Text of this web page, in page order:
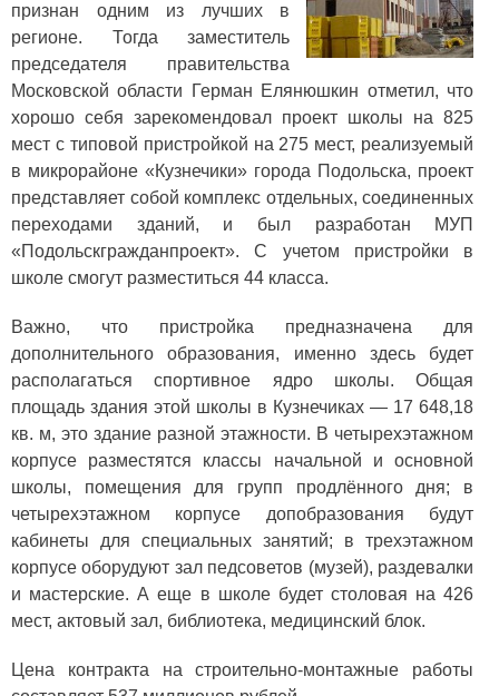
признан одним из лучших в
регионе. Тогда заместитель
председателя правительства
Московской области Герман Елянюшкин отметил, что
хорошо себя зарекомендовал проект школы на 825
мест с типовой пристройкой на 275 мест, реализуемый
в микрорайоне «Кузнечики» города Подольска, проект
представляет собой комплекс отдельных, соединенных
переходами зданий, и был разработан МУП
«Подольскгражданпроект». С учетом пристройки в
школе смогут разместиться 44 класса.
Важно, что пристройка предназначена для
дополнительного образования, именно здесь будет
располагаться спортивное ядро школы. Общая
площадь здания этой школы в Кузнечиках — 17 648,18
кв. м, это здание разной этажности. В четырехэтажном
корпусе разместятся классы начальной и основной
школы, помещения для групп продлённого дня; в
четырехэтажном корпусе допобразования будут
кабинеты для специальных занятий; в трехэтажном
корпусе оборудуют зал педсоветов (музей), раздевалки
и мастерские. А еще в школе будет столовая на 426
мест, актовый зал, библиотека, медицинский блок.
Цена контракта на строительно-монтажные работы